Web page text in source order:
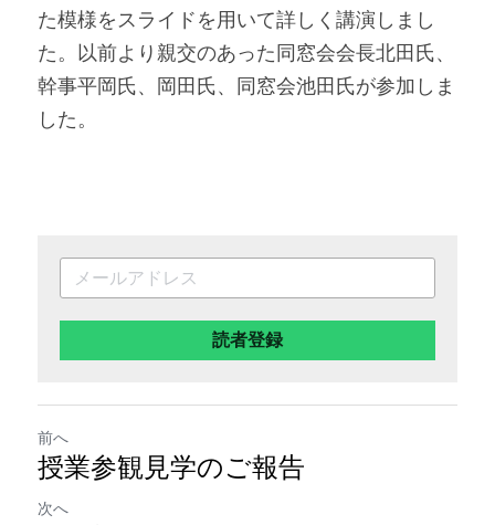
た模様をスライドを用いて詳しく講演しまし
た。以前より親交のあった同窓会会長北田氏、
幹事平岡氏、岡田氏、同窓会池田氏が参加しま
した。
読者登録
前へ
授業参観見学のご報告
次へ